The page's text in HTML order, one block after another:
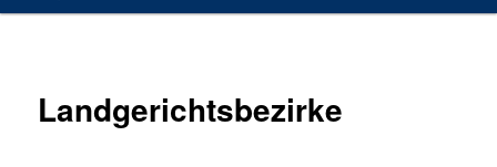
Landgerichtsbezirke